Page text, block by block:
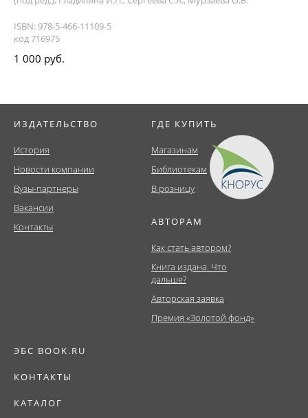
ISBN: 978-5-466-11109-5
код 716975
1 000 руб.
ИЗДАТЕЛЬСТВО
История
Новости компании
Вузы-партнеры
Вакансии
Контакты
ГДЕ КУПИТЬ
Магазинам
Библиотекам
В розницу
АВТОРАМ
Как стать автором?
Книга издана. Что
дальше?
Авторская заявка
Премия «Золотой фонд»
ЭБС BOOK.RU
КОНТАКТЫ
КАТАЛОГ